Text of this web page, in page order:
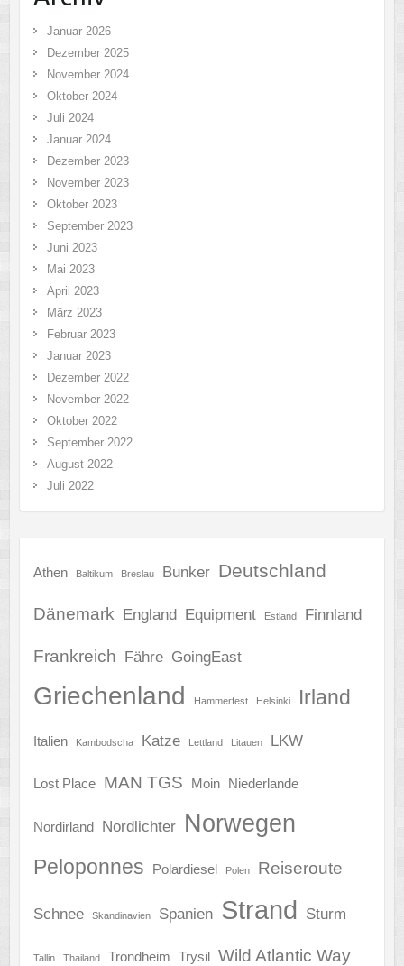
Januar 2026
Dezember 2025
November 2024
Oktober 2024
Juli 2024
Januar 2024
Dezember 2023
November 2023
Oktober 2023
September 2023
Juni 2023
Mai 2023
April 2023
März 2023
Februar 2023
Januar 2023
Dezember 2022
November 2022
Oktober 2022
September 2022
August 2022
Juli 2022
Athen Baltikum Breslau Bunker Deutschland
Dänemark England Equipment Estland Finnland
Frankreich Fähre GoingEast
Griechenland Hammerfest Helsinki Irland
Italien Kambodscha Katze Lettland Litauen LKW
Lost Place MAN TGS Moin Niederlande
Nordirland Nordlichter Norwegen
Peloponnes Polardiesel Polen Reiseroute
Schnee Skandinavien Spanien Strand Sturm
Tallin Thailand Trondheim Trysil Wild Atlantic Way